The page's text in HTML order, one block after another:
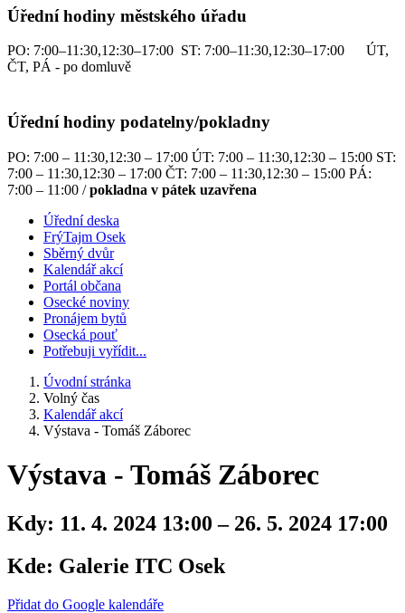
Úřední hodiny městského úřadu
PO: 7:00–11:30,12:30–17:00 ST: 7:00–11:30,12:30–17:00 ÚT,
ČT, PÁ - po domluvě
Úřední hodiny podatelny/pokladny
PO: 7:00 – 11:30,12:30 – 17:00 ÚT: 7:00 – 11:30,12:30 – 15:00 ST:
7:00 – 11:30,12:30 – 17:00 ČT: 7:00 – 11:30,12:30 – 15:00 PÁ:
7:00 – 11:00 /pokladna v pátek uzavřena
Úřední deska
FrýTajm Osek
Sběrný dvůr
Kalendář akcí
Portál občana
Osecké noviny
Pronájem bytů
Osecká pouť
Potřebuji vyřídit...
Úvodní stránka
Volný čas
Kalendář akcí
Výstava - Tomáš Záborec
Výstava - Tomáš Záborec
Kdy: 11. 4. 2024 13:00 – 26. 5. 2024 17:00
Kde: Galerie ITC Osek
Přidat do Google kalendáře